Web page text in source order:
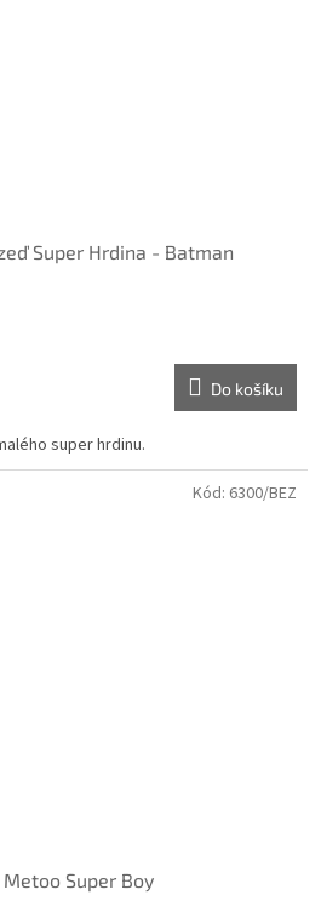
Super Hrdina - Batman
Do košíku
super hrdinu.
Super Boy
Kód: 6300/BEZ